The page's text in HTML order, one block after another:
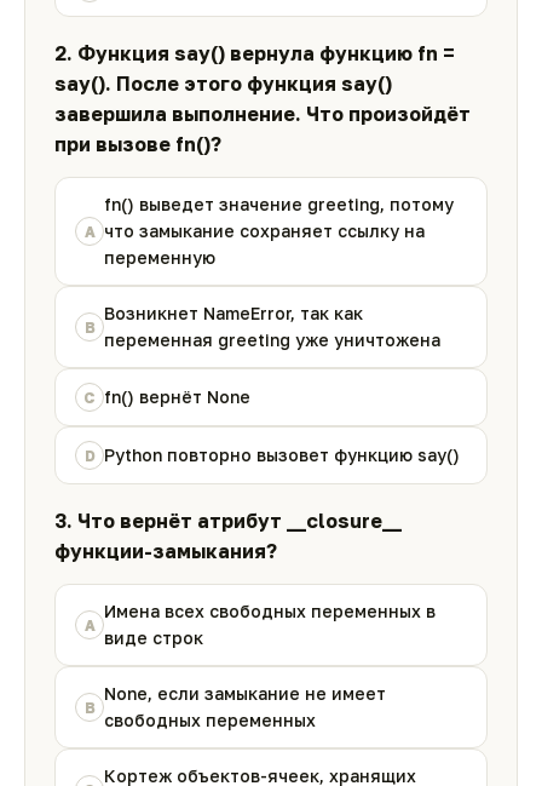
2. Функция say() вернула функцию fn =
say(). После этого функция say()
завершила выполнение. Что произойдёт
при вызове fn()?
A
fn() выведет значение greeting, потому
что замыкание сохраняет ссылку на
переменную
B
Возникнет NameError, так как
переменная greeting уже уничтожена
C fn() вернёт None
D Python повторно вызовет функцию say()
3. Что вернёт атрибут __closure__
функции-замыкания?
A
Имена всех свободных переменных в
виде строк
B
None, если замыкание не имеет
свободных переменных
Кортеж объектов-ячеек, хранящих